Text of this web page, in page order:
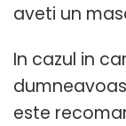
aveti un
In cazul in
este